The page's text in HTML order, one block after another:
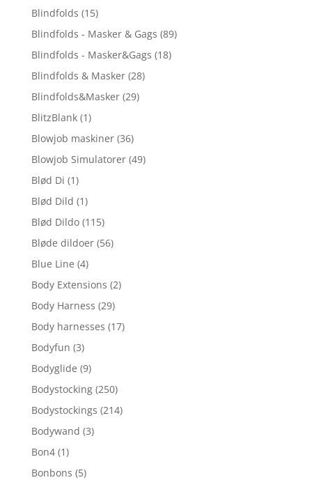
Blindfolds (15)
Blindfolds - Masker & Gags (89)
Blindfolds - Masker&Gags (18)
Blindfolds & Masker (28)
Blindfolds&Masker (29)
BlitzBlank (1)
Blowjob maskiner (36)
Blowjob Simulatorer (49)
Blød Di (1)
Blød Dild (1)
Blød Dildo (115)
Bløde dildoer (56)
Blue Line (4)
Body Extensions (2)
Body Harness (29)
Body harnesses (17)
Bodyfun (3)
Bodyglide (9)
Bodystocking (250)
Bodystockings (214)
Bodywand (3)
Bon4 (1)
Bonbons (5)